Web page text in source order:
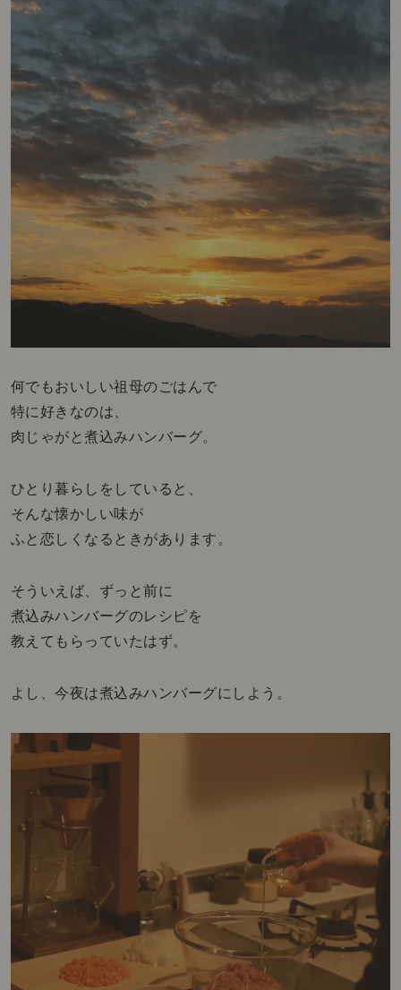
何でもおいしい祖母のごはんで
特に好きなのは、
肉じゃがと煮込みハンバーグ。
ひとり暮らしをしていると、
そんな懐かしい味が
ふと恋しくなるときがあります。
そういえば、ずっと前に
煮込みハンバーグのレシピを
教えてもらっていたはず。
よし、今夜は煮込みハンバーグにしよう。